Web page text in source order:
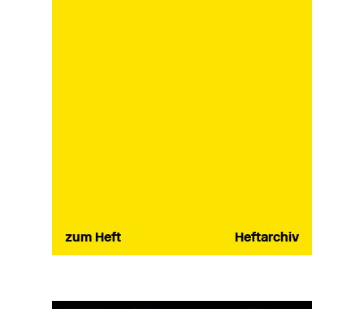
zum Heft Heftarchiv